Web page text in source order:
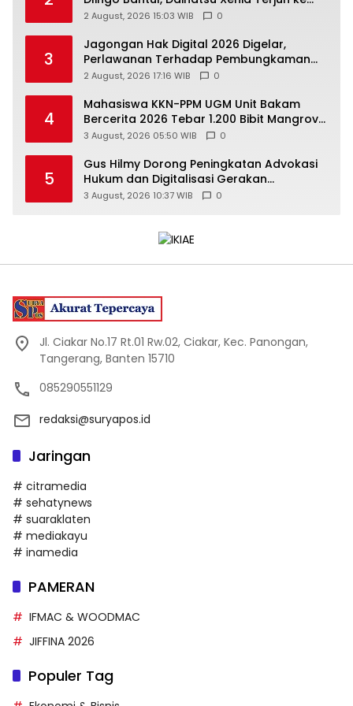
Jurang
2 August, 2026 15:03 WIB 0
3
Jagongan Hak Digital 2026 Digelar,
Perlawanan Terhadap Pembungkaman
Media Digital
2 August, 2026 17:16 WIB 0
4
Mahasiswa KKN-PPM UGM Unit Bakam
Bercerita 2026 Tebar 1.200 Bibit Mangrove
di Sungai Air Layang
3 August, 2026 05:50 WIB 0
5
Gus Hilmy Dorong Peningkatan Advokasi
Hukum dan Digitalisasi Gerakan
Meningkatkan Kualitas PMII DIY
3 August, 2026 10:37 WIB 0
Jl. Ciakar No.17 Rt.01 Rw.02, Ciakar, Kec. Panongan,
Tangerang, Banten 15710
085290551129
redaksi@suryapos.id
Jaringan
# citramedia
# sehatynews
# suaraklaten
# mediakayu
# inamedia
PAMERAN
IFMAC & WOODMAC
JIFFINA 2026
Populer Tag